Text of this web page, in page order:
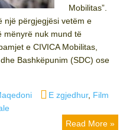
Mobilitas”.
një përgjegjësi vetëm e
mënyrë nuk mund të
e CIVICA Mobilitas,
Bashkëpunim (SDC) ose
Categories
E zgjedhur, Film
Read More »